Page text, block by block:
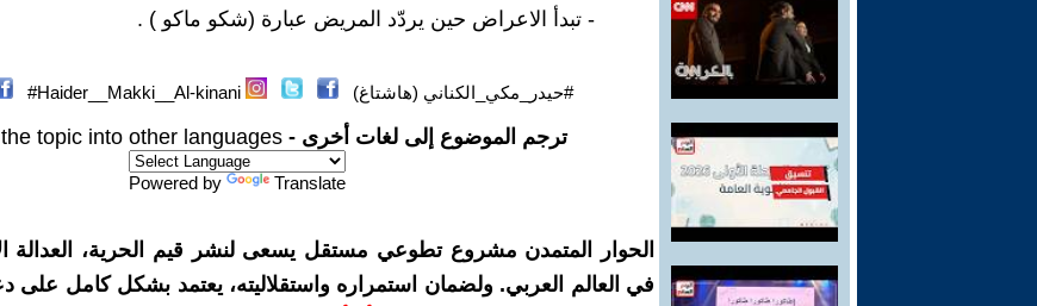
- تبدأ الاعراض حين يردّد المريض عبارة (شكو ماكو ) .
#حيدر_مكي_الكناني (هاشتاغ) Haider__Makki__Al-kinani#
ترجم الموضوع إلى لغات أخرى - topic into other languages
Powered by Translate
الحوار المتمدن مشروع تطوعي مستقل يسعى لنشر قيم الحرية، العدالة
في العالم العربي. ولضمان استمراره واستقلاليته، يعتمد بشكل كامل على